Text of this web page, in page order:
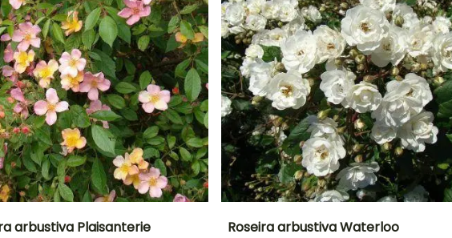
arbustiva Plaisanterie Roseira arbustiva Waterloo